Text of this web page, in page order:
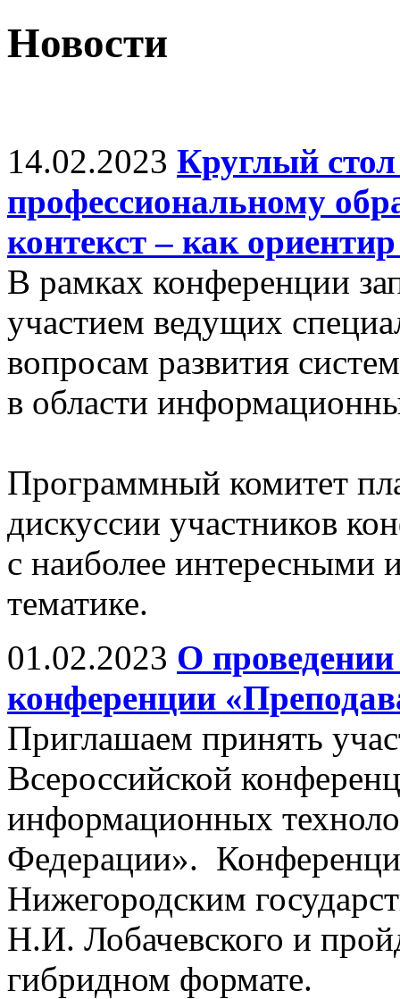
Новости
14.02.2023 Круглый
профессиональному
контекст – как
В рамках конференции
участием ведущих
вопросам развития
в области
Программный комитет
дискуссии участников
с наиболее интересными
тематике.
01.02.2023 О
конференции
Приглашаем принять
Всероссийской
информационных
Федерации».
Нижегородским
Н.И. Лобачевского и
гибридном формате.